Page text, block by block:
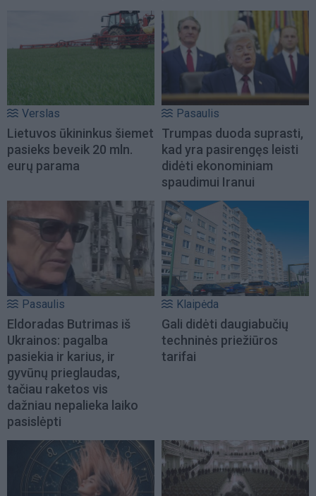
Verslas
Lietuvos ūkininkus šiemet
pasieks beveik 20 mln.
eurų parama
Pasaulis
Trumpas duoda suprasti,
kad yra pasirengęs leisti
didėti ekonominiam
spaudimui Iranui
Pasaulis
Eldoradas Butrimas iš
Ukrainos: pagalba
pasiekia ir karius, ir
gyvūnų prieglaudas,
tačiau raketos vis
dažniau nepalieka laiko
pasislėpti
Klaipėda
Gali didėti daugiabučių
techninės priežiūros
tarifai